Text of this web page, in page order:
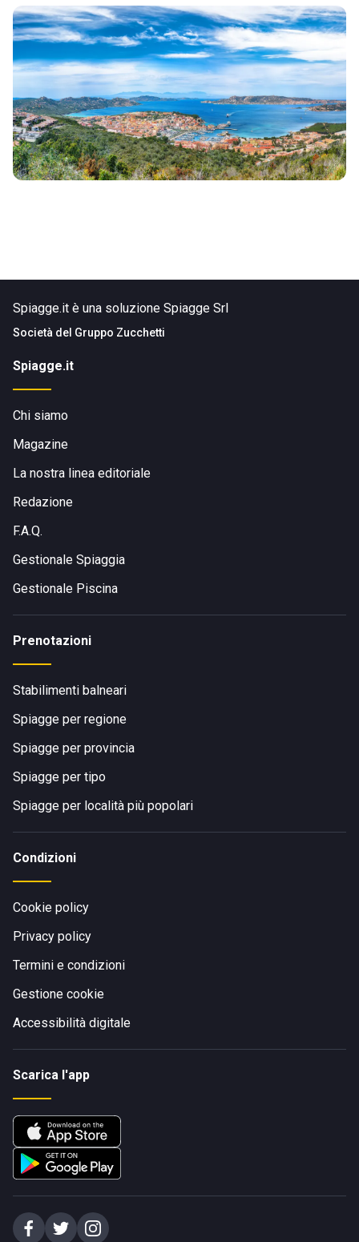
Spiagge.it è una soluzione Spiagge Srl
Società del Gruppo Zucchetti
Spiagge.it
Chi siamo
Magazine
La nostra linea editoriale
Redazione
F.A.Q.
Gestionale Spiaggia
Gestionale Piscina
Prenotazioni
Stabilimenti balneari
Spiagge per regione
Spiagge per provincia
Spiagge per tipo
Spiagge per località più popolari
Condizioni
Cookie policy
Privacy policy
Termini e condizioni
Gestione cookie
Accessibilità digitale
Scarica l'app